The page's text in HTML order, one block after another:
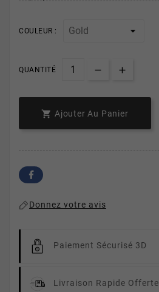
COULEUR :
QUANTITÉ
 Ajouter Au Panier
Donnez votre avis
Paiement Sécurisé 3D
Livraison Rapide